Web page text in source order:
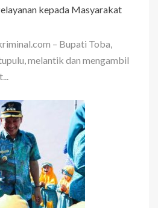
kepada Masyarakat
– Bupati Toba,
melantik dan mengambil